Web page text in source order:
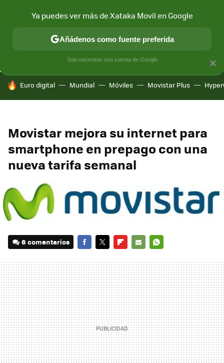
CONECTIVIDAD MÓVIL Y SOCIEDAD APLICACIONES
HOY SE HABLA DE
Euro digital Mundial Móviles Movistar Plus
Movistar mejora su internet para
smartphone en prepago con una
nueva tarifa semanal
6 comentarios
MAIL
×
Ya puedes ver más de Xataka Movil en Google
Añádenos como fuente preferida
Solo necesitas una cuenta de Google